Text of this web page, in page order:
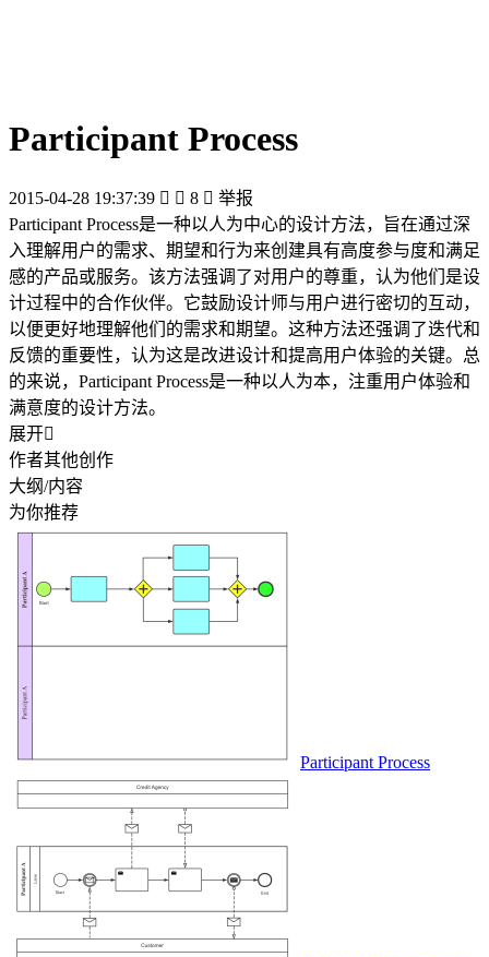
Participant Process
2015-04-28 19:37:39   8  举报
Participant Process是一种以人为中心的设计方法，旨在通过深
入理解用户的需求、期望和行为来创建具有高度参与度和满足
感的产品或服务。该方法强调了对用户的尊重，认为他们是设
计过程中的合作伙伴。它鼓励设计师与用户进行密切的互动，
以便更好地理解他们的需求和期望。这种方法还强调了迭代和
反馈的重要性，认为这是改进设计和提高用户体验的关键。总
的来说，Participant Process是一种以人为本，注重用户体验和
满意度的设计方法。
展开
作者其他创作
大纲/内容
为你推荐
Participant Process